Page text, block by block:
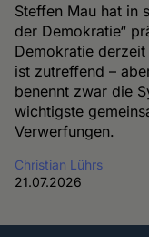
Steffen Mau hat in
der Demokratie“
Demokratie
ist zutreffend –
benennt zwar die
wichtigste
Verwerfungen.
Christian Lührs
21.07.2026